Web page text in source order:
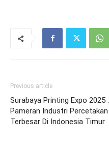
Previous article
Surabaya Printing Expo 2025 :
Pameran Industri Percetakan
Terbesar Di Indonesia Timur